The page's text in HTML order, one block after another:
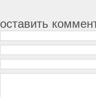
оставить